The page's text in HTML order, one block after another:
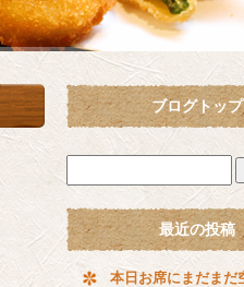
ブログトップ
最近の投稿